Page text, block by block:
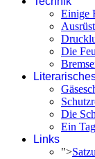
Einige
Die
Die
Ein
Links
">